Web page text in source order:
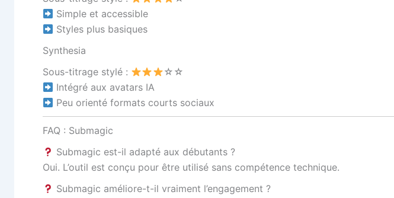
Simple et accessible
Styles plus basiques
Synthesia
Sous-titrage stylé :
☆☆
Intégré aux avatars IA
Peu orienté formats courts sociaux
FAQ : Submagic
Submagic est-il adapté aux débutants ?
Oui. L’outil est conçu pour être utilisé sans compétence technique.
Submagic améliore-t-il vraiment l’engagement ?